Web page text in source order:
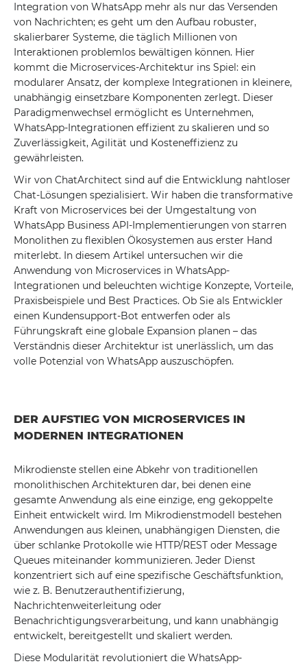
Integration von WhatsApp mehr als nur das Versenden
von Nachrichten; es geht um den Aufbau robuster,
skalierbarer Systeme, die täglich Millionen von
Interaktionen problemlos bewältigen können. Hier
kommt die Microservices-Architektur ins Spiel: ein
modularer Ansatz, der komplexe Integrationen in kleinere,
unabhängig einsetzbare Komponenten zerlegt. Dieser
Paradigmenwechsel ermöglicht es Unternehmen,
WhatsApp-Integrationen effizient zu skalieren und so
Zuverlässigkeit, Agilität und Kosteneffizienz zu
gewährleisten.
Wir von ChatArchitect sind auf die Entwicklung nahtloser
Chat-Lösungen spezialisiert. Wir haben die transformative
Kraft von Microservices bei der Umgestaltung von
WhatsApp Business API-Implementierungen von starren
Monolithen zu flexiblen Ökosystemen aus erster Hand
miterlebt. In diesem Artikel untersuchen wir die
Anwendung von Microservices in WhatsApp-
Integrationen und beleuchten wichtige Konzepte, Vorteile,
Praxisbeispiele und Best Practices. Ob Sie als Entwickler
einen Kundensupport-Bot entwerfen oder als
Führungskraft eine globale Expansion planen – das
Verständnis dieser Architektur ist unerlässlich, um das
volle Potenzial von WhatsApp auszuschöpfen.
DER AUFSTIEG VON MICROSERVICES IN
MODERNEN INTEGRATIONEN
Mikrodienste stellen eine Abkehr von traditionellen
monolithischen Architekturen dar, bei denen eine
gesamte Anwendung als eine einzige, eng gekoppelte
Einheit entwickelt wird. Im Mikrodienstmodell bestehen
Anwendungen aus kleinen, unabhängigen Diensten, die
über schlanke Protokolle wie HTTP/REST oder Message
Queues miteinander kommunizieren. Jeder Dienst
konzentriert sich auf eine spezifische Geschäftsfunktion,
wie z. B. Benutzerauthentifizierung,
Nachrichtenweiterleitung oder
Benachrichtigungsverarbeitung, und kann unabhängig
entwickelt, bereitgestellt und skaliert werden.
Diese Modularität revolutioniert die WhatsApp-